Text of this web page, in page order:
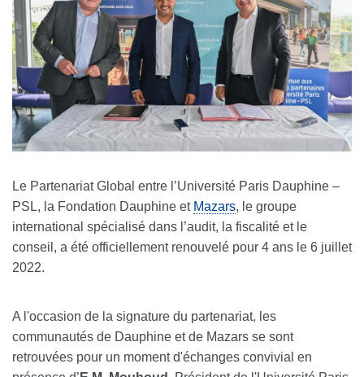
Le Partenariat Global entre l’Université Paris Dauphine –
PSL, la Fondation Dauphine et Mazars, le groupe
international spécialisé dans l’audit, la fiscalité et le
conseil, a été officiellement renouvelé pour 4 ans le 6 juillet
2022.
A l'occasion de la signature du partenariat, les
communautés de Dauphine et de Mazars se sont
retrouvées pour un moment d'échanges convivial en